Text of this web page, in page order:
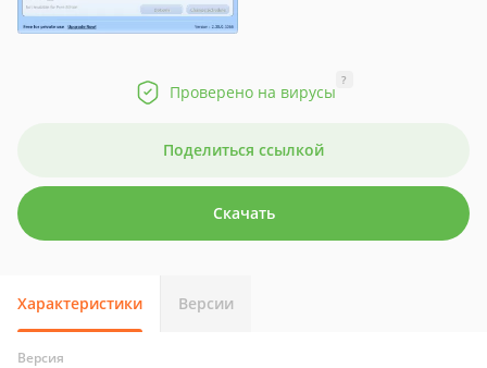
Проверено на вирусы
?
Поделиться ссылкой
Скачать
Характеристики Версии
Версия